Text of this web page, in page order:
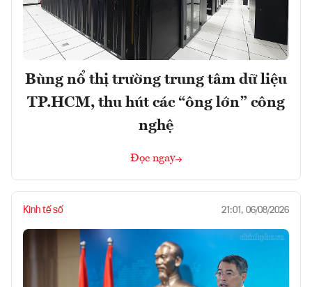
Bùng nổ thị trường trung tâm dữ liệu
TP.HCM, thu hút các “ông lớn” công
nghệ
Đọc ngay
Kinh tế số 21:01, 06/08/2026